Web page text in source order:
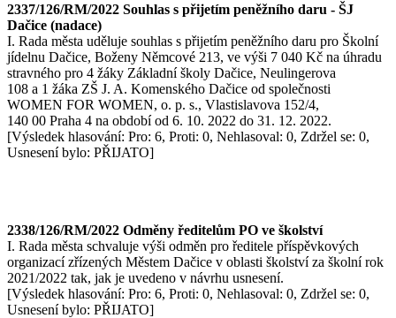
2337/126/RM/2022 Souhlas s přijetím peněžního daru - ŠJ
Dačice (nadace)
I. Rada města uděluje souhlas s přijetím peněžního daru pro Školní
jídelnu Dačice, Boženy Němcové 213, ve výši 7 040 Kč na úhradu
stravného pro 4 žáky Základní školy Dačice, Neulingerova
108 a 1 žáka ZŠ J. A. Komenského Dačice od společnosti
WOMEN FOR WOMEN, o. p. s., Vlastislavova 152/4,
140 00 Praha 4 na období od 6. 10. 2022 do 31. 12. 2022.
[Výsledek hlasování: Pro: 6, Proti: 0, Nehlasoval: 0, Zdržel se: 0,
Usnesení bylo: PŘIJATO]
2338/126/RM/2022 Odměny ředitelům PO ve školství
I. Rada města schvaluje výši odměn pro ředitele příspěvkových
organizací zřízených Městem Dačice v oblasti školství za školní rok
2021/2022 tak, jak je uvedeno v návrhu usnesení.
[Výsledek hlasování: Pro: 6, Proti: 0, Nehlasoval: 0, Zdržel se: 0,
Usnesení bylo: PŘIJATO]